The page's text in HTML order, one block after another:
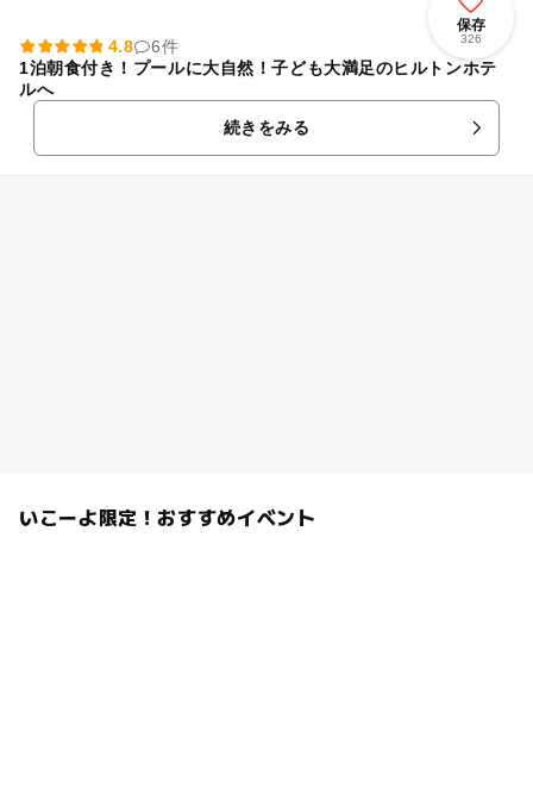
保存
326
4.8
6件
1泊朝食付き！プールに大自然！子ども大満足のヒルトンホテ
ルへ
続きをみる
いこーよ限定！おすすめイベント